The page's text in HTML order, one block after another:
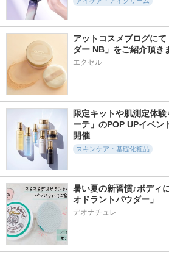
5.8
62件
Linon スカルプケア
Linon
マツエクラッシュ
マツエクラッシュ
6.1
115件
ブラシ＆パフクレン
ザー
87saku ハナサク デ
アットコスメブログに
ダー NB」をご紹介頂き
エクセル
限定キットや肌測定体
ーテ」のPOP UPイベ
開催
スキンケア・基礎化粧品
暑い夏の新習慣♪ボディ
オドラントパウダー」
デオナチュレ